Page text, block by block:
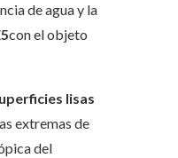
de agua y la
con el objeto
lisas
extremas de
del